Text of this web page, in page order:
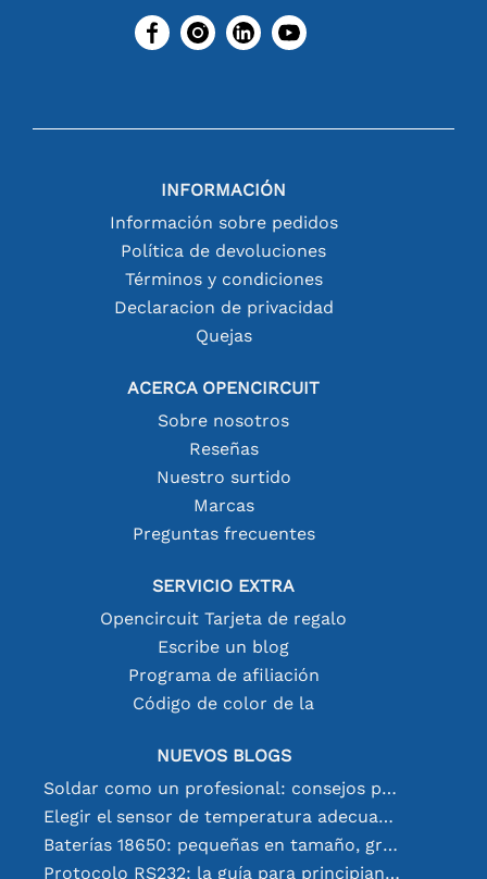
INFORMACIÓN
Información sobre pedidos
Política de devoluciones
Términos y condiciones
Declaracion de privacidad
Quejas
ACERCA OPENCIRCUIT
Sobre nosotros
Reseñas
Nuestro surtido
Marcas
Preguntas frecuentes
SERVICIO EXTRA
Opencircuit Tarjeta de regalo
Escribe un blog
Programa de afiliación
Código de color de la
NUEVOS BLOGS
Soldar como un profesional: consejos para conexiones electrónicas perfectas
Elegir el sensor de temperatura adecuado [youtube]
Baterías 18650: pequeñas en tamaño, grandes en rendimiento
Protocolo RS232: la guía para principiantes